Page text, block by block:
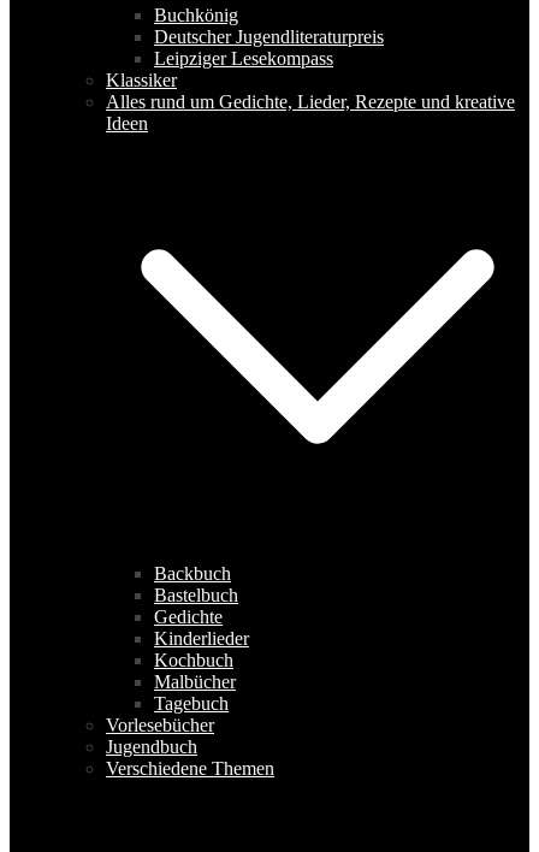
Buchkönig
Deutscher Jugendliteraturpreis
Leipziger Lesekompass
Klassiker
Alles rund um Gedichte, Lieder, Rezepte und kreative
Ideen
Backbuch
Bastelbuch
Gedichte
Kinderlieder
Kochbuch
Malbücher
Tagebuch
Vorlesebücher
Jugendbuch
Verschiedene Themen